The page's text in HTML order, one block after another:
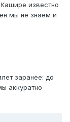
известно
мы не знаем и
заранее: до
аккуратно